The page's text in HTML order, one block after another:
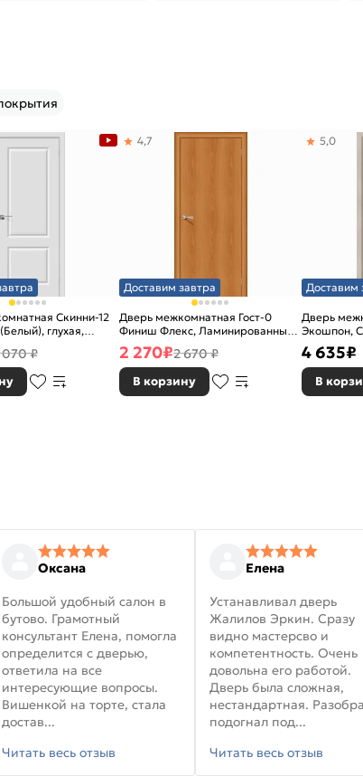
Скинни-12
глухая,
070 ₽
Доставим завтра
Дверь межкомнатная Гост-0
Финиш Флекс, Ламинированные
Л-12 (МиланОрех), глухая,
каркасно-щитовая
4,7
2 270₽2 670 ₽
В корзину
Доставим
Дверь
Экошпон,
5,0
4 635₽
В
Оксана
Большой удобный салон в
бутово. Грамотный
консультант Елена, помогла
определится с дверью,
ответила на все
интересующие вопросы.
Вишенкой на торте, стала
достав...
Читать весь отзыв
Елена
Устанавливал дверь
Жалилов Эркин. Сразу
видно мастерсво и
компетентность. Очень
довольна его работой.
Дверь была сложная,
нестандартная.
подогнал под...
Читать весь отзыв